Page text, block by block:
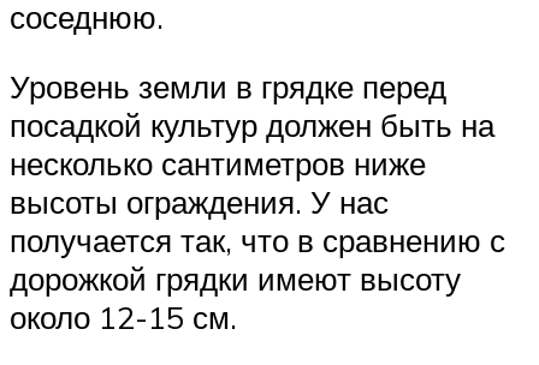
соседнюю.
Уровень земли в грядке перед
посадкой культур должен быть на
несколько сантиметров ниже
высоты ограждения. У нас
получается так, что в сравнению с
дорожкой грядки имеют высоту
около 12-15 см.